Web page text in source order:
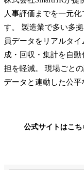
人事評価までを一元
す。 製造業で多い多
員データをリアルタ
成・回収・集計を自
担を軽減。 現場ごと
データと連動した公平
公式サイトはこち